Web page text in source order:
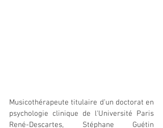
Musicothérapeute titulaire d'un doctorat en
psychologie clinique de l'Université Paris
René-Descartes, Stéphane Guétin